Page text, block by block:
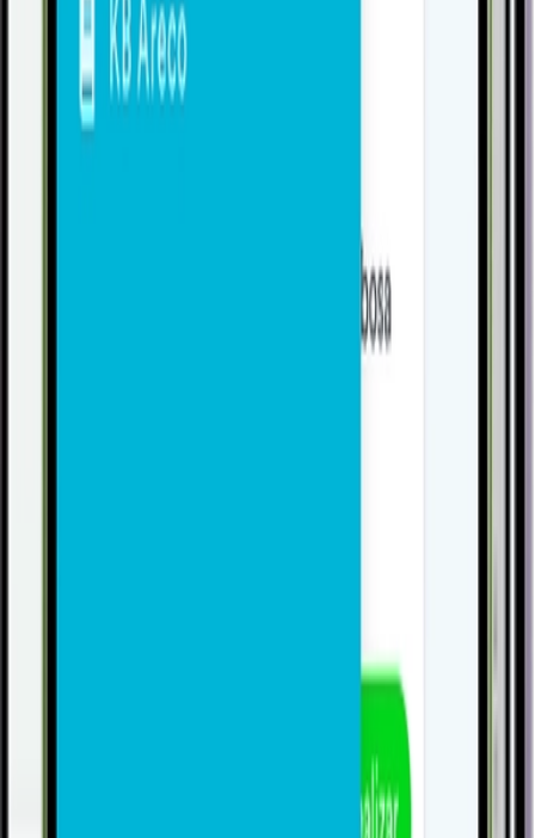
Conhecer
Comercial
Gestão Comercial